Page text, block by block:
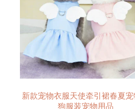
新款宠物衣服天使牵引裙春夏宠
狗服装宠物用品